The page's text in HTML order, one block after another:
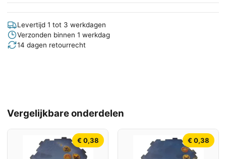
Levertijd 1 tot 3 werkdagen
Verzonden binnen 1 werkdag
14 dagen retourrecht
Vergelijkbare onderdelen
€ 0,38 € 0,38